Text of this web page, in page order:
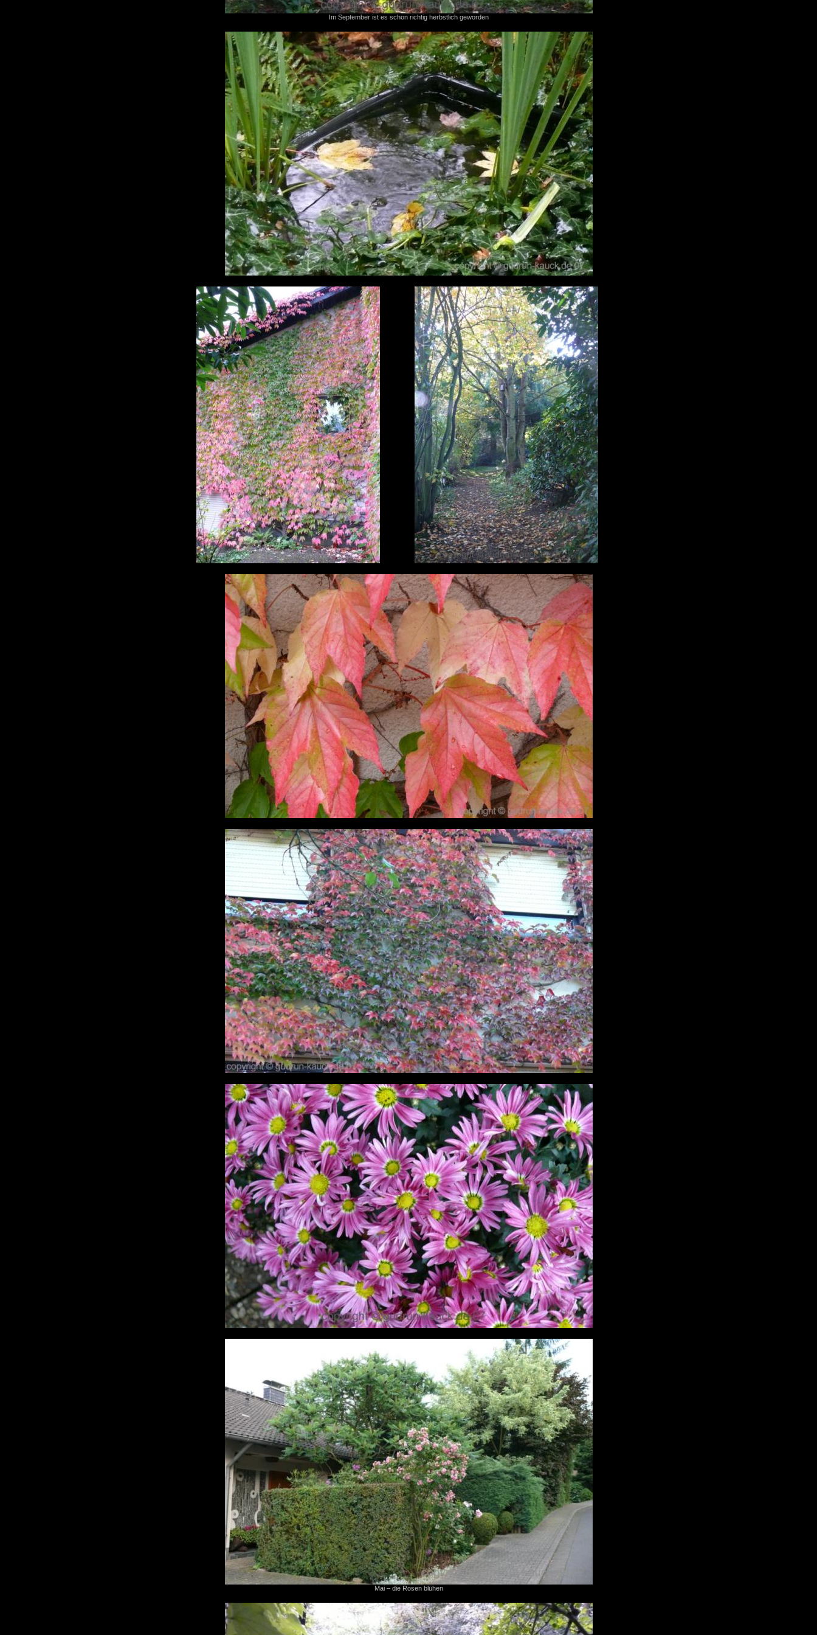
Im September ist es schon richtig herbstlich geworden
Mai – die Rosen blühen